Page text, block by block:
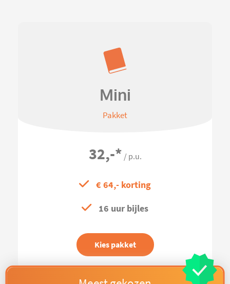
Mini
Pakket
32,-* / p.u.
€ 64,- korting
16 uur bijles
Kies pakket